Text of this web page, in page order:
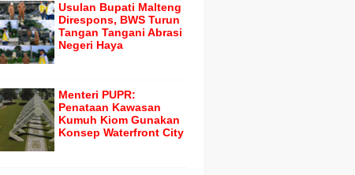
Usulan Bupati Malteng
Direspons, BWS Turun
Tangan Tangani Abrasi
Negeri Haya
Menteri PUPR:
Penataan Kawasan
Kumuh Kiom Gunakan
Konsep Waterfront City